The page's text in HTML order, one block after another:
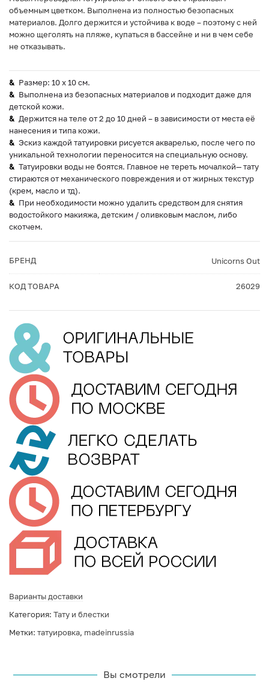
объемным цветком. Выполнена из полностью безопасных
материалов. Долго держится и устойчива к воде – поэтому с ней
можно щеголять на пляже, купаться в бассейне и ни в чем себе
не отказывать.
Размер: 10 х 10 см.
Выполнена из безопасных материалов и подходит даже для
детской кожи.
Держится на теле от 2 до 10 дней – в зависимости от места её
нанесения и типа кожи.
Эскиз каждой татуировки рисуется акварелью, после чего по
уникальной технологии переносится на специальную основу.
Татуировки воды не боятся. Главное не тереть мочалкой— тату
стираются от механического повреждения и от жирных текстур
(крем, масло и тд).
При необходимости можно удалить средством для снятия
водостойкого макияжа, детским / оливковым маслом, либо
скотчем.
БРЕНД Unicorns Out
КОД ТОВАРА 26029
Варианты доставки
Категория: Тату и блестки
Метки: татуировка, madeinrussia
Вы смотрели